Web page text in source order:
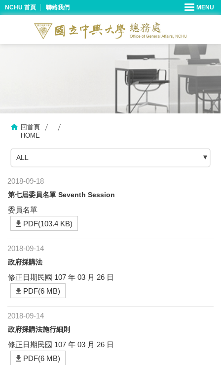
NCHU 首頁 聯絡我們
回首頁
HOME
ALL
2018-09-18
第七屆委員名單 Seventh Session
委員名單
PDF(103.4 KB)
2018-09-14
政府採購法
修正日期民國 107 年 03 月 26 日
PDF(6 MB)
2018-09-14
政府採購法施行細則
修正日期民國 107 年 03 月 26 日
PDF(6 MB)